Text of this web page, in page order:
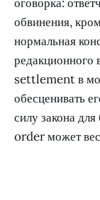
оговорка:
обвинения,
нормальная
редакционного
settlement в
обесценивать
силу закона
order может